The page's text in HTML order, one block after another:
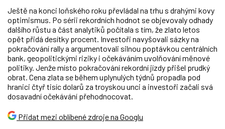
Ještě na konci loňského roku převládal na trhu s drahými kovy
optimismus. Po sérii rekordních hodnot se objevovaly odhady
dalšího růstu a část analytiků počítala s tím, že zlato letos
opět přidá desítky procent. Investoři navyšovali sázky na
pokračování rally a argumentovali silnou poptávkou centrálních
bank, geopolitickými riziky i očekáváním uvolňování měnové
politiky. Jenže místo pokračování rekordní jízdy přišel prudký
obrat. Cena zlata se během uplynulých týdnů propadla pod
hranici čtyř tisíc dolarů za troyskou unci a investoři začali svá
dosavadní očekávání přehodnocovat.
Přidat mezi oblíbené zdroje na Googlu